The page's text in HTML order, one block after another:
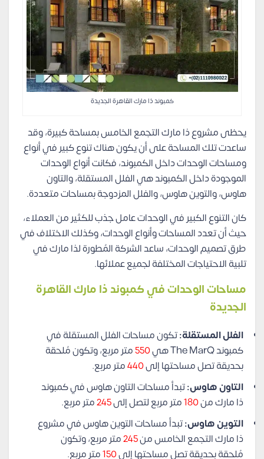
كمبوند ذا مارك القاهرة الجديدة
يحظى مشروع ذا مارك التجمع الخامس بمساحة كبيرة، وقد
ساعدت تلك المساحة على أن يكون هناك تنوع كبير في أنواع
ومساحات الوحدات داخل الكمبوند، فكانت أنواع الوحدات
الموجودة داخل الكمبوند هي الفلل المستقلة، والتاون
هاوس، والتوين هاوس، والفلل المزدوجة بمساحات متعددة.
كان التنوع الكبير في الوحدات عامل جذب للكثير من العملاء،
حيث أن تعدد المساحات وأنواع الوحدات، وكذلك الاختلاف في
طرق تصميم الوحدات، ساعد الشركة المُطورة لذا مارك في
تلبية الاحتياجات المختلفة لجميع عملائها.
مساحات الوحدات في كمبوند ذا مارك القاهرة
الجديدة
الفلل المستقلة:تكون مساحات الفلل المستقلة في
كمبوند The MarQ هي
550متر مربع، وتكون مُلحقة
بحديقة تصل مساحتها إلى440متر مربع.
التاون هاوس:تبدأ مساحات التاون هاوس في كمبوند
ذا مارك من180متر مربع لتصل إلى245متر مربع.
التوين هاوس:تبدأ مساحات التوين هاوس في مشروع
ذا مارك التجمع الخامس من245متر مربع، وتكون
مُلحقة بحديقة تصل مساحتها إلى150متر مربع.